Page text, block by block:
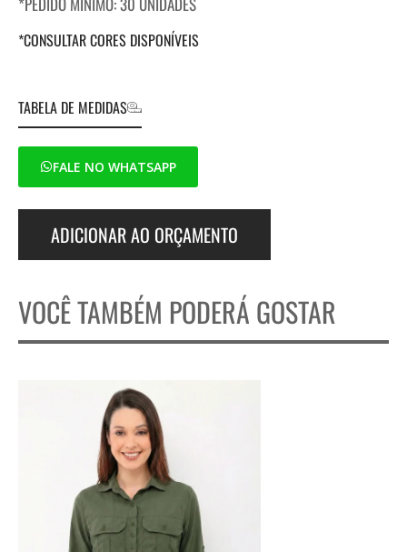
*CONSULTAR CORES DISPONÍVEIS
TABELA DE MEDIDAS
FALE NO WHATSAPP
ADICIONAR AO ORÇAMENTO
VOCÊ TAMBÉM PODERÁ GOSTAR